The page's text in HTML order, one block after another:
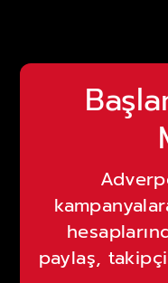
paylaş,